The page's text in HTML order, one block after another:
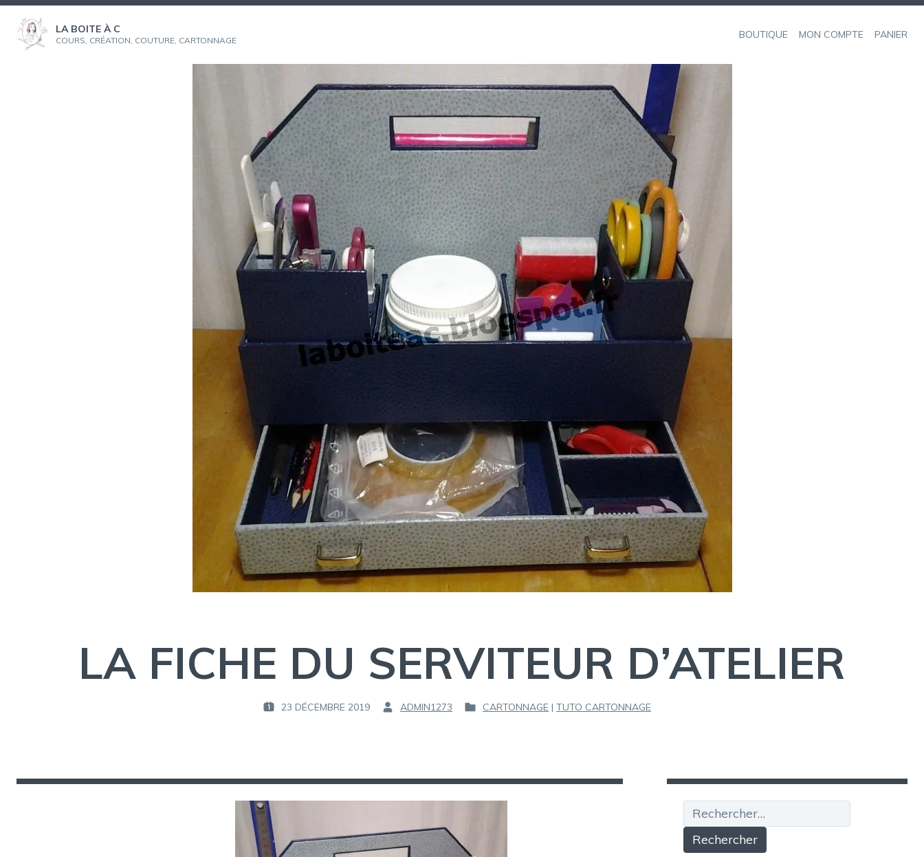
Aller
contenu
LA BOITE À C
COURS, CRÉATION, COUTURE, CARTONNAGE BOUTIQUE MON COMPTE PANIER
LA FICHE DU SERVITEUR D’ATELIER
P
L
E
23 DÉCEMBRE 2019
P
ADMIN1273
P
D
S
CARTONNAGE | TUTO CARTONNAGE
Rechercher :